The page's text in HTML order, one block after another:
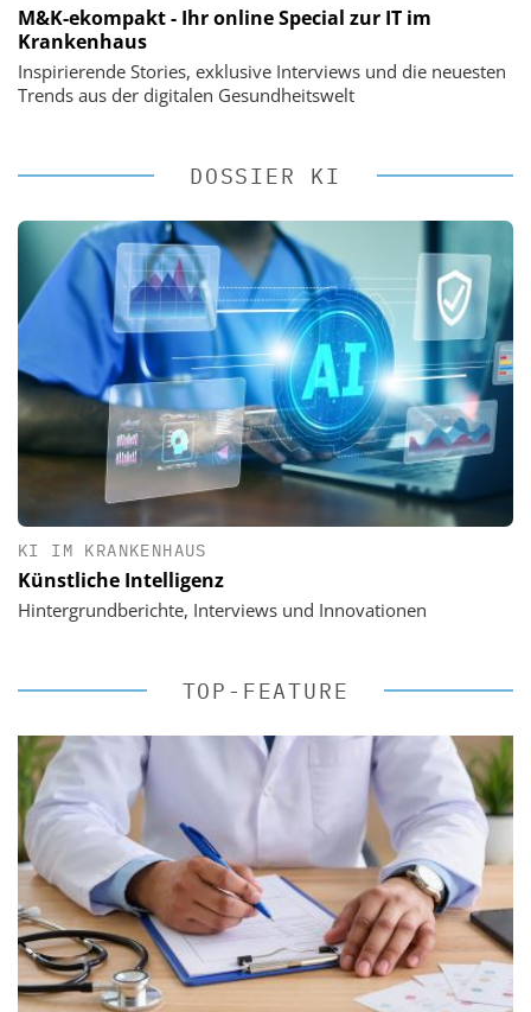
M&K-ekompakt - Ihr online Special zur IT im
Krankenhaus
Inspirierende Stories, exklusive Interviews und die neuesten
Trends aus der digitalen Gesundheitswelt
DOSSIER KI
KI IM KRANKENHAUS
Künstliche Intelligenz
Hintergrundberichte, Interviews und Innovationen
TOP-FEATURE